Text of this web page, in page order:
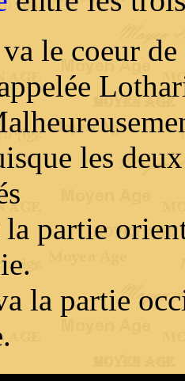
va le coeur
les
la partie
la partie